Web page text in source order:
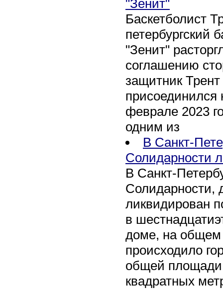
"Зенит"
Баскетболист
петербургский
"Зенит"
соглашению
защитник
присоединился
феврале 2023
одним из
В Санкт-
Солидарности
В Санкт-
Солидарности,
ликвидирован
в
доме, на общем
происходило
общей площади
квадратных